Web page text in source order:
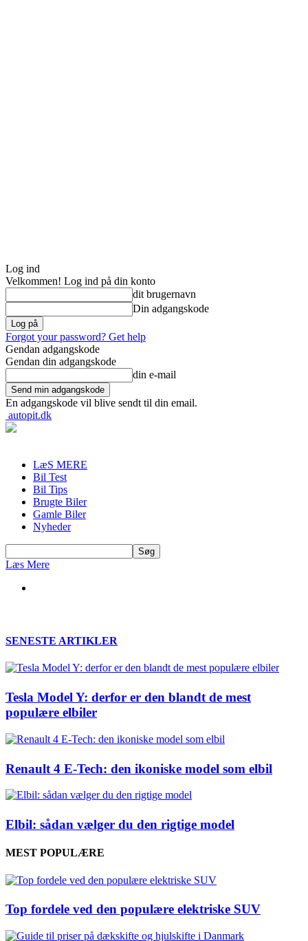
Log ind
Velkommen! Log ind på din konto
dit brugernavn
Din adgangskode
Forgot your password? Get help
Gendan adgangskode
Gendan din adgangskode
din e-mail
En adgangskode vil blive sendt til din email.
autopit.dk
LæS MERE
Bil Test
Bil Tips
Brugte Biler
Gamle Biler
Nyheder
Læs Mere
SENESTE ARTIKLER
Tesla Model Y: derfor er den blandt de mest
populære elbiler
Renault 4 E-Tech: den ikoniske model som elbil
Elbil: sådan vælger du den rigtige model
MEST POPULÆRE
Top fordele ved den populære elektriske SUV